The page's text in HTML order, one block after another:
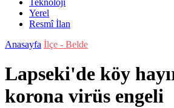
Teknoloji
Yerel
Resmî İlan
Anasayfa İlçe - Belde
Lapseki'de köy
korona virüs engeli